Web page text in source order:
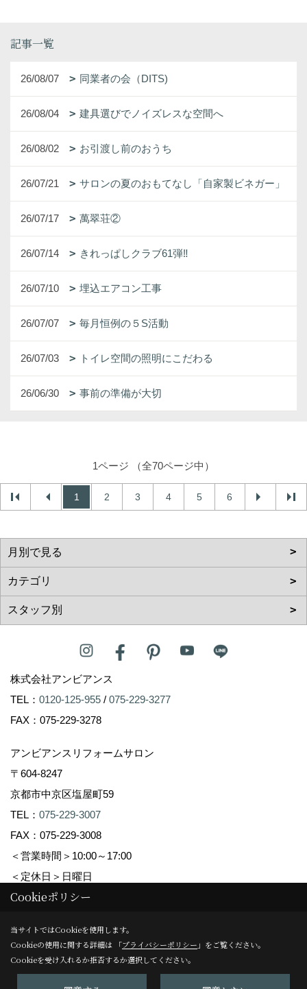
記事一覧
26/08/07 同業者の会（DITS)
26/08/04 建具選びでノイズレスな空間へ
26/08/02 お引渡し前のおうち
26/07/21 サロンの夏のおもてなし「自家製ビネガー」
26/07/17 萬翠荘②
26/07/14 きれっぱしクラブ61弾‼
26/07/10 埋込エアコン工事
26/07/07 毎月恒例の５S活動
26/07/03 トイレ空間の照明にこだわる
26/06/30 事前の準備が大切
1ページ （全70ページ中）
1 2 3 4 5 6
株式会社アンビアンス
TEL： 0120-125-955 / 075-229-3277
FAX：075-229-3278
アンビアンスリフォームサロン
〒604-8247
京都市中京区塩屋町59
TEL： 075-229-3007
FAX：075-229-3008
＜営業時間＞10:00～17:00
＜定休日＞日曜日
Copyright (c) Ambiance Co.,Ltd. All Rights Reserved.
Produced byゴデスクリエイト
Cookieポリシー
当サイトではCookieを使用します。
Cookieの使用に関する詳細は 「プライバシーポリシー 」をご覧ください。
Cookieを受け入れるか拒否するか選択してください。